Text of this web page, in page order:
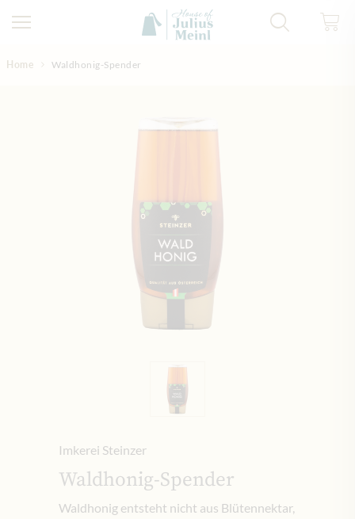
Home Waldhonig-Spender
Imkerei Steinzer
Waldhonig-Spender
Waldhonig entsteht nicht aus Blütennektar,